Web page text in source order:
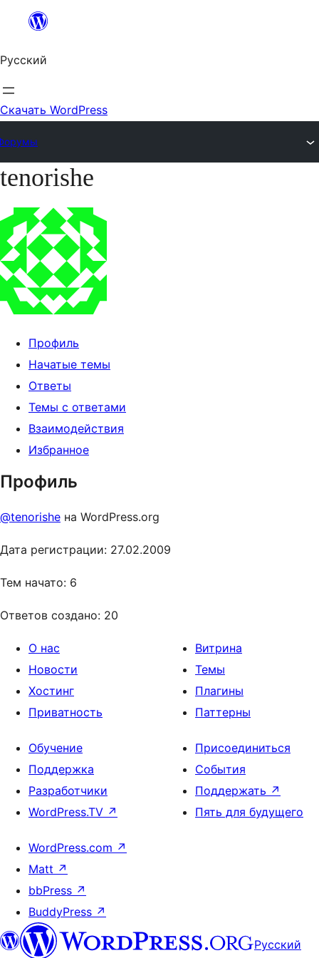
Перейти
содержимому
Русский
Скачать WordPress
Перейти
содержимому
tenorishe
Профиль
Начатые темы
Ответы
Темы с ответами
Взаимодействия
Избранное
Профиль
@tenorishe на WordPress.org
Дата регистрации: 27.02.2009
Тем начато: 6
Ответов создано: 20
О нас
Новости
Хостинг
Приватность
Витрина
Темы
Плагины
Паттерны
Обучение
Поддержка
Разработчики
WordPress.TV ↗
Присоединиться
События
Поддержать ↗
Пять для будущего
WordPress.com ↗
Matt ↗
bbPress ↗
BuddyPress ↗
Русский